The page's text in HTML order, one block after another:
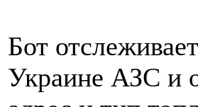
Бот
Украине АЗС и